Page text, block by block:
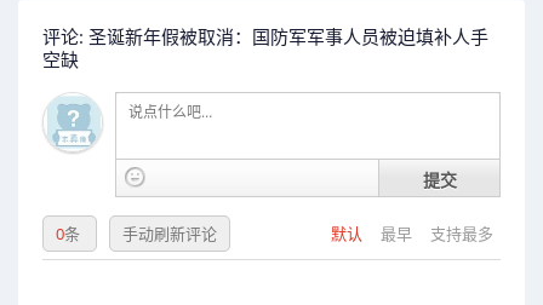
评论: 圣诞新年假被取消：国防军军事人员被迫填补人手
空缺
提交
默认 最早 支持最多
0条 手动刷新评论